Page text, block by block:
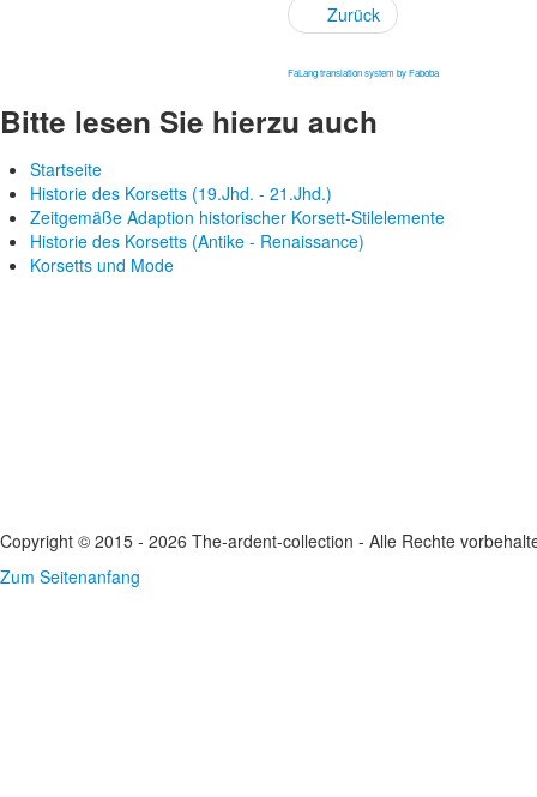
Zurück
FaLang translation system by Faboba
Bitte lesen Sie hierzu auch
Startseite
Historie des Korsetts (19.Jhd. - 21.Jhd.)
Zeitgemäße Adaption historischer Korsett-Stilelemente
Historie des Korsetts (Antike - Renaissance)
Korsetts und Mode
Copyright © 2015 - 2026 The-ardent-collection - Alle Rechte
Zum Seitenanfang